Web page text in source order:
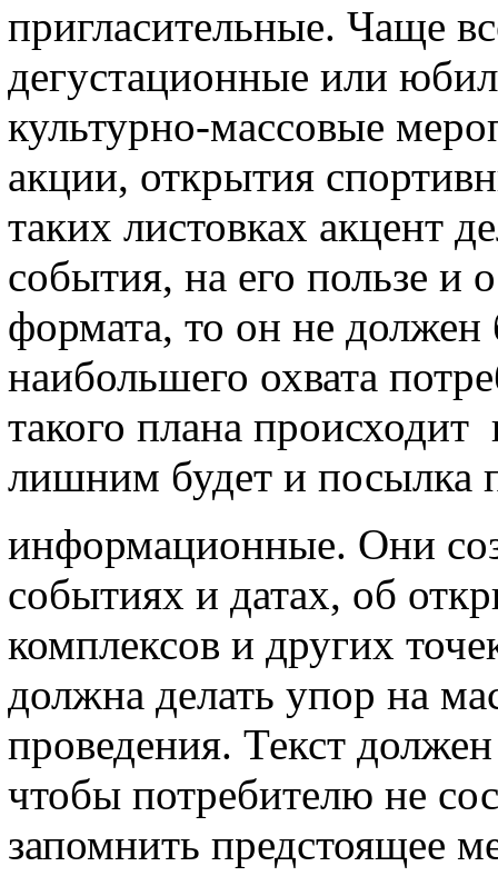
пригласительные. Чаще
дегустационные или
культурно-массовые
акции, открытия
таких листовках акцент
события, на его пользе и
формата, то он не
наибольшего охвата
такого плана
лишним будет и посылка
информационные. Они
событиях и датах, об
комплексов и других
должна делать упор на
проведения. Текст
чтобы потребителю не
запомнить предстоящее